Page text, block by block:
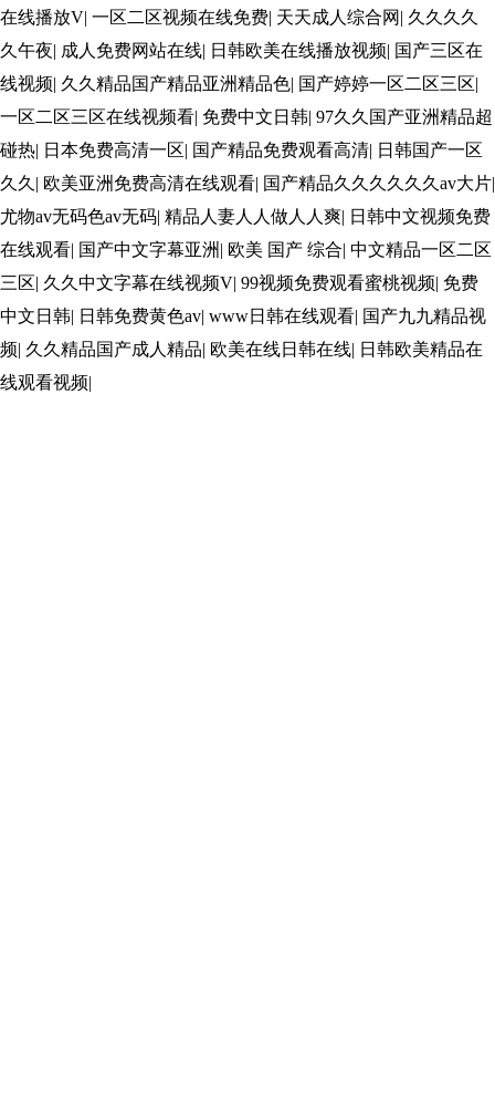
在线播放V| 一区二区视频在线免费| 天天成人综合网 | 久久久久
久午夜| 成人免费网站在线| 日韩欧美在线播放视频| 国产三区在
线视频| 久久精品国产精品亚洲精品色| 国产婷婷一区二区三区|
一区二区三区在线视频看| 免费中文日韩| 97久久国产亚洲精品超
碰热| 日本免费高清一区| 国产精品免费观看高清| 日韩国产一区
久久 | 欧美亚洲免费高清在线观看| 国产精品久久久久久久av大片|
尤物av无码色av无码| 精品人妻人人做人人爽| 日韩中文视频免费
在线观看| 国产中文字幕亚洲 | 欧美 国产 综合| 中文精品一区二区
三区| 久久中文字幕在线视频V| 99视频免费观看蜜桃视频| 免费
中文日韩| 日韩免费黄色av| www日韩在线观看| 国产九九精品视
频| 久久精品国产成人精品| 欧美在线日韩在线| 日韩欧美精品在
线观看视频|